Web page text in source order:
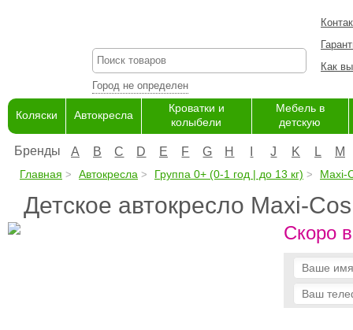
Город не определен
Как
Коляски Автокресла
Кроватки и
колыбели
Мебель в
детскую
Бренды A B C D E F G H J K L M
Главная Автокресла Группа 0+ (0-1 год | до 13 кг) Maxi-
Детское автокресло Maxi-
Скоро